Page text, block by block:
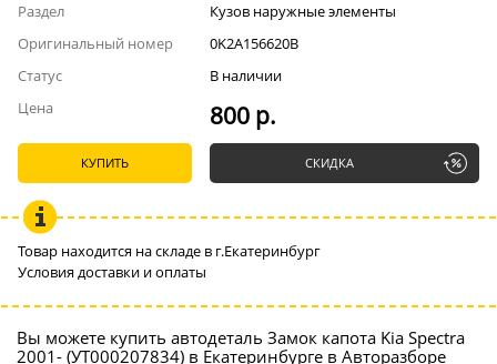
Раздел
Кузов наружные элементы
Оригинальный номер
0K2A156620B
Статус
В наличии
Цена
800 р.
КУПИТЬ СКИДКА
Товар находится на складе в г.Екатеринбург
Условия доставки и оплаты
Вы можете купить автодеталь Замок капота Kia Spectra
2001- (УТ000207834) в Екатеринбурге в Авторазборе